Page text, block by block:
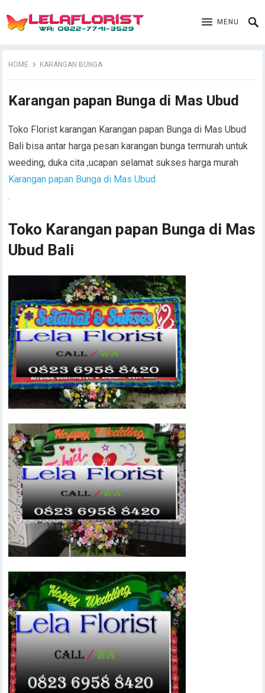
MENU
HOME KARANGAN BUNGA
Karangan papan Bunga di Mas Ubud
Toko Florist karangan Karangan papan Bunga di Mas Ubud
Bali bisa antar harga pesan karangan bunga termurah untuk
weeding, duka cita ,ucapan selamat sukses harga murah
Karangan papan Bunga di Mas Ubud
.
Toko Karangan papan Bunga di Mas
Ubud Bali